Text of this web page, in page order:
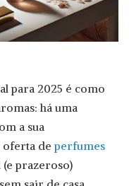
para 2025 é como
há uma
a sua
oferta deperfumes
prazeroso)